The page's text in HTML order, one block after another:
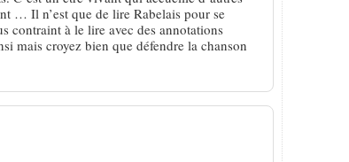
… Il n’est que de lire Rabelais pour se
contraint à le lire avec des annotations
mais croyez bien que défendre la chanson